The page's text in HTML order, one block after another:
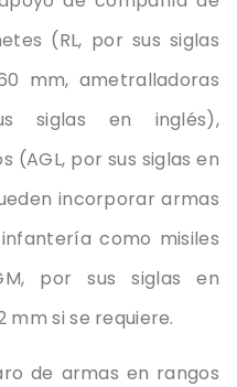
(RL, por sus siglas
mm, ametralladoras
siglas en inglés),
(AGL, por sus siglas en
incorporar armas
como misiles
por sus siglas en
si se requiere.
de armas en rangos